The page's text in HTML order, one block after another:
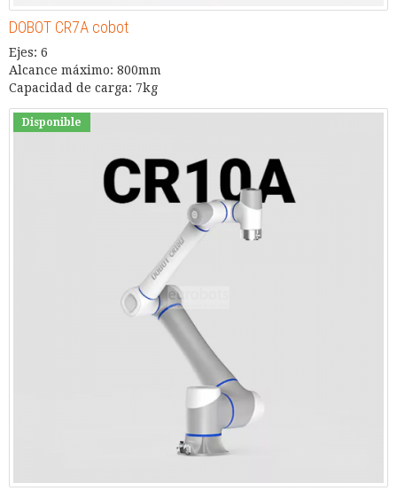
DOBOT CR7A cobot
Ejes: 6
Alcance máximo: 800mm
Capacidad de carga: 7kg
Disponible